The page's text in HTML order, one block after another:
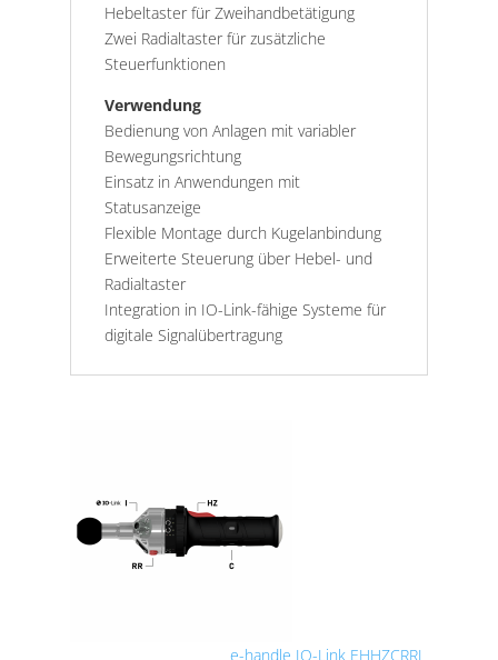
Hebeltaster für Zweihandbetätigung
Zwei Radialtaster für zusätzliche
Steuerfunktionen
Verwendung
Bedienung von Anlagen mit variabler
Bewegungsrichtung
Einsatz in Anwendungen mit
Statusanzeige
Flexible Montage durch Kugelanbindung
Erweiterte Steuerung über Hebel- und
Radialtaster
Integration in IO-Link-fähige Systeme für
digitale Signalübertragung
e-handle IO-Link EHHZCRRI